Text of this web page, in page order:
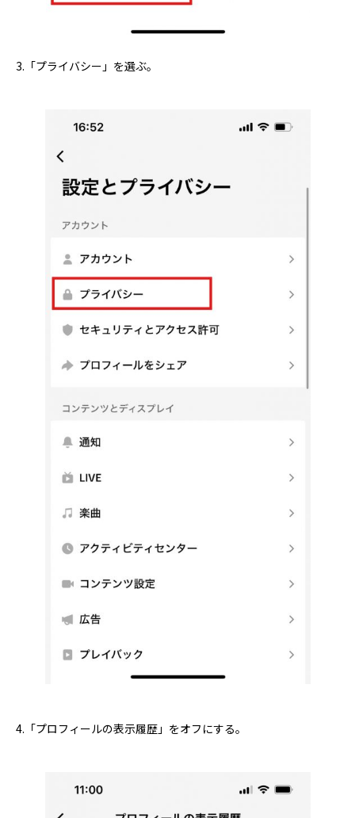
3.「プライバシー」を選ぶ。
4.「プロフィールの表示履歴」をオフにする。